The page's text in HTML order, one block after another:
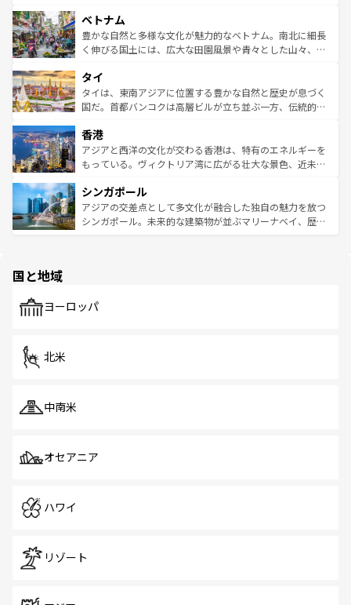
参照してほしい。
容にもいいと評判のスイーツなど、バラエティ豊かな料理
が味わえる。 なお、新着の台湾情報は コンテンツ一覧を参
照してほしい。
き、地方に足を延ばせば四季折々の自然美を楽しむことが
できる。そして、キムチや焼肉、絶品のストリートフード
まで、さまざまな韓国料理が待っている。夜には、韓国な
リティに包まれながら、韓国の多彩な魅力を心ゆくまで味
わってみてほしい。 なお、新着の韓国情報はコンテンツ一
覧を参照してほしい。
ベトナム
豊かな自然と多様な文化が魅力的なベトナム。南北に細長
く伸びる国土には、広大な田園風景や青々とした山々、世
急速な発展と共に伝統が息づく。ハノイの古い町並みやホ
ーチミン市のフランス統治時代の建物も、独特の雰囲気を
醸し出している。また、バラエティの豊かさとおいしさで
とつ。フォーやバインミー、ベトナムコーヒーなどは、ぜ
ひ現地で味わいたい。どの地域を訪れてもあたたかい人々
が旅行者を迎えてくれるので、きっと忘れられない旅にな
参照してほしい。
タイ
タイは、東南アジアに位置する豊かな自然と歴史が息づく
国だ。首都バンコクは高層ビルが立ち並ぶ一方、伝統的な
の活気が交差している。北部ではチェンマイなどの山岳地
帯で自然と触れ合い、南部ではプーケットやクラビの美し
いビーチでリゾート気分を楽しむことができる。タイ料理
激する。気候は一年中温暖で、どの季節にも異なる楽しみ
が待っている。親しみやすいタイの人々、仏教を中心とし
た文化、そして多様な観光資源が、訪れる旅人を魅了し続
香港
アジアと西洋の文化が交わる香港は、特有のエネルギーを
もっている。ヴィクトリア湾に広がる壮大な景色、近未来
み、どこを訪れても感動するはず。観光スポットが密集し
ており、効率よく見どころを回れるのも魅力。息をのむよ
うな絶景から文化的な体験まで、香港を存分に楽しみ尽く
シンガポール
アジアの交差点として多文化が融合した独自の魅力を放つ
シンガポール。未来的な建築物が並ぶマリーナベイ、歴史
で、ホーカーズは地元の風情を楽しめる外せないスポット
国と地域
ヨーロッパ
北米
中南米
オセアニア
ハワイ
リゾート